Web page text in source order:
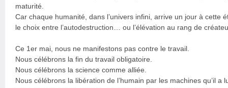
maturité.
Car chaque humanité, dans l’univers infini, arrive un jour à cette
le choix entre l’autodestruction… ou l’élévation au rang de
Ce 1er mai, nous ne manifestons pas contre le travail.
Nous célébrons la fin du travail obligatoire.
Nous célébrons la science comme alliée.
Nous célébrons la libération de l’humain par les machines qu’il a